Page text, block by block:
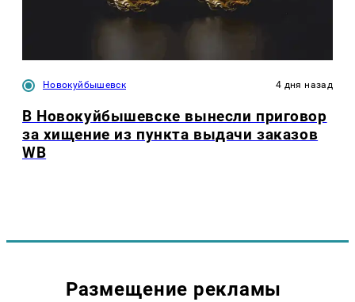
Новокуйбышевск 4 дня назад
В Новокуйбышевске вынесли приговор
за хищение из пункта выдачи заказов
WB
Размещение рекламы